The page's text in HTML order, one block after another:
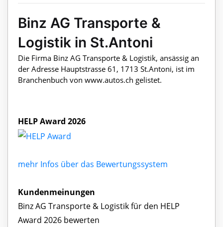
Binz AG Transporte &
Logistik in St.Antoni
Die Firma Binz AG Transporte & Logistik, ansässig an
der Adresse Hauptstrasse 61, 1713 St.Antoni, ist im
Branchenbuch von www.autos.ch gelistet.
HELP Award 2026
mehr Infos über das Bewertungssystem
Kundenmeinungen
Binz AG Transporte & Logistik für den HELP
Award 2026 bewerten